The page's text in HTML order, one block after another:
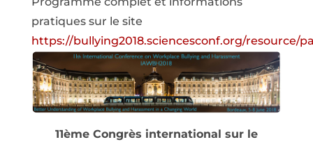
pratiques sur le site
https://bullying2018.sciencesconf.org/resource/
11ème Congrès international sur le